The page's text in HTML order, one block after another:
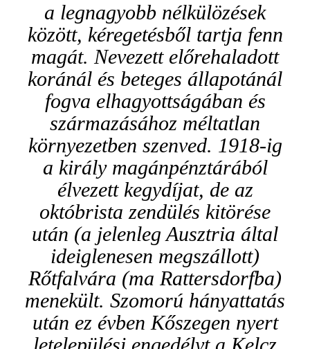
a legnagyobb nélkülözések
között, kéregetésből tartja fenn
magát. Nevezett előrehaladott
koránál és beteges állapotánál
fogva elhagyottságában és
származásához méltatlan
környezetben szenved. 1918-ig
a király magánpénztárából
élvezett kegydíjat, de az
októbrista zendülés kitörése
után (a jelenleg Ausztria által
ideiglenesen megszállott)
Rőtfalvára (ma Rattersdorfba)
menekült. Szomorú hányattatás
után ez évben Kőszegen nyert